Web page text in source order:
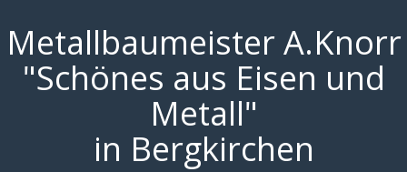
Metallbaumeister A.Knorr
"Schönes aus Eisen und
Metall"
in Bergkirchen